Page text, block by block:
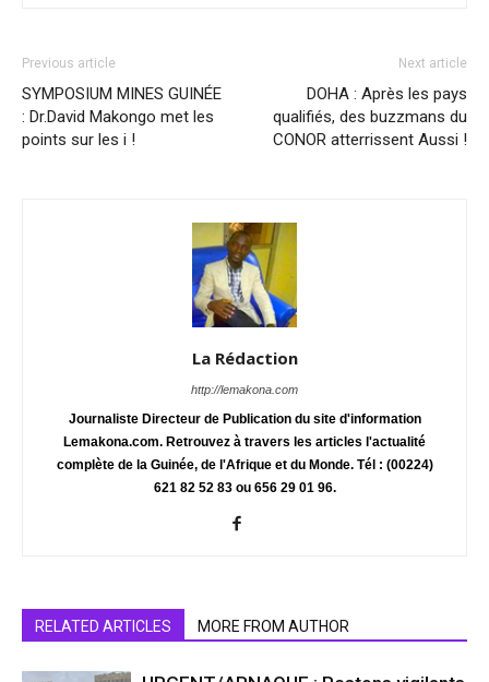
Previous article
SYMPOSIUM MINES GUINÉE
: Dr.David Makongo met les
points sur les i !
Next article
DOHA : Après les pays
qualifiés, des buzzmans du
CONOR atterrissent Aussi !
La Rédaction
http://lemakona.com
Journaliste Directeur de Publication du site d'information
Lemakona.com. Retrouvez à travers les articles l'actualité
complète de la Guinée, de l'Afrique et du Monde. Tél : (00224)
621 82 52 83 ou 656 29 01 96.
RELATED ARTICLES MORE FROM AUTHOR